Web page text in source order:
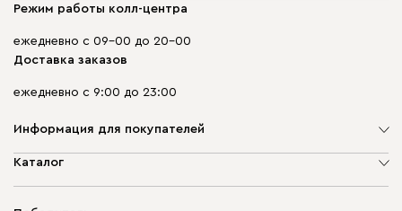
Режим работы колл-центра
ежедневно с 09-00 до 20-00
Доставка заказов
ежедневно с 9:00 до 23:00
Информация для покупателей
О компании
Каталог